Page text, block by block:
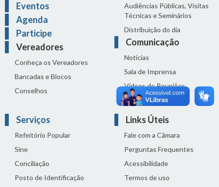
Eventos
Agenda
Participe
Vereadores
Conheça os Vereadores
Bancadas e Blocos
Conselhos
Audiências Públicas, Visitas
Técnicas e Seminários
Distribuição do dia
Comunicação
Notícias
Sala de Imprensa
Vídeos de Reuniões
Solenidades
Serviços
Refeitório Popular
Sine
Conciliação
Posto de Identificação
Links Úteis
Fale com a Câmara
Perguntas Frequentes
Acessibilidade
Termos de uso